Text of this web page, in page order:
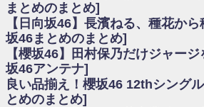
演決定
欅坂/日向坂46まとめのまとめ / 【櫻坂46】田
いた理由
日向坂46まとめのまとめ / 【日向坂46】若林
から」佐々木久美と卒業後初の共演の様子がこち
日向坂46まとめのまとめ / 【元日向坂46】情
ちゃん、メンバーと会った模様
乃木坂欅坂まとめのまとめ / 【日向坂46】この
まとめのまとめ]
【日向坂46】長濱ねる、種花か
坂46まとめのまとめ]
【櫻坂46】田村保乃だけジャー
坂46アンテナ]
良い品揃え！櫻坂46 12thシング
とめのまとめ]